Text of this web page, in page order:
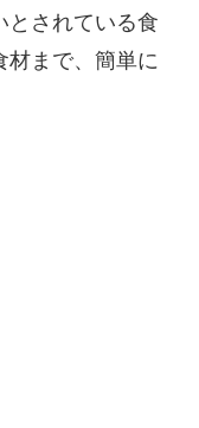
とされている食
材まで、簡単に